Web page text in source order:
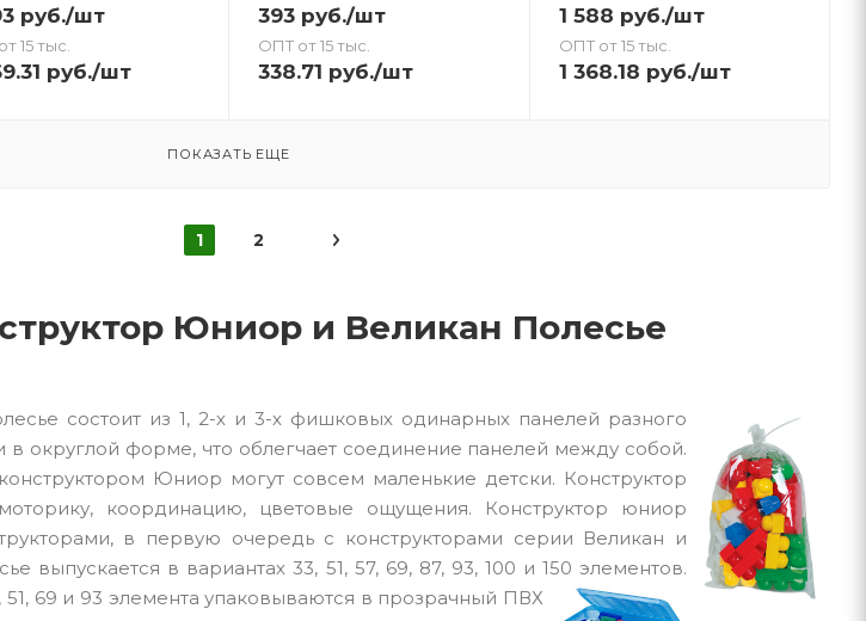
руб./шт
15 тыс.
руб./шт
393 руб./шт
ОПТ от 15 тыс.
338.71 руб./шт
1 588 руб./шт
ОПТ от 15 тыс.
1 368.18 руб./шт
ПОКАЗАТЬ ЕЩЕ
1 2
Юниор и Великан Полесье
состоит из 1, 2-х и 3-х фишковых одинарных панелей разного
в округлой форме, что облегчает соединение панелей между собой.
Юниор могут совсем маленькие детски. Конструктор
координацию, цветовые ощущения. Конструктор юниор
в первую очередь с конструкторами серии Великан и
выпускается в вариантах 33, 51, 57, 69, 87, 93, 100 и 150 элементов.
69 и 93 элемента упаковываются в прозрачный ПВХ